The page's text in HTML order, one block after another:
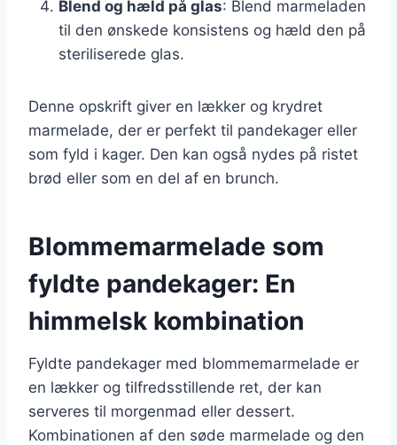
Blend og hæld på glas: Blend marmeladen
til den ønskede konsistens og hæld den på
steriliserede glas.
Denne opskrift giver en lækker og krydret
marmelade, der er perfekt til pandekager eller
som fyld i kager. Den kan også nydes på ristet
brød eller som en del af en brunch.
Blommemarmelade som
fyldte pandekager: En
himmelsk kombination
Fyldte pandekager med blommemarmelade er
en lækker og tilfredsstillende ret, der kan
serveres til morgenmad eller dessert.
Kombinationen af den søde marmelade og den